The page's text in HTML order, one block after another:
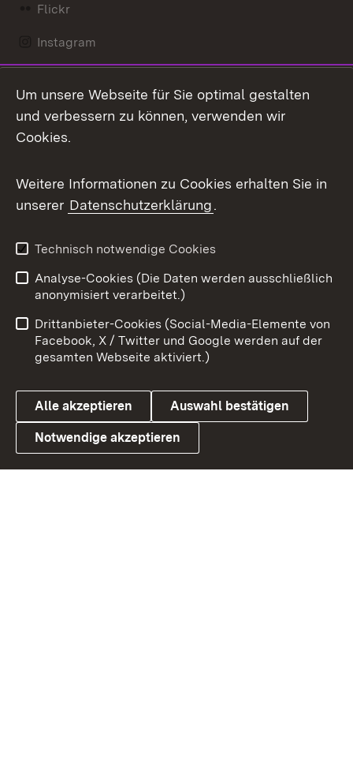
Flickr
Instagram
Mastodon
Messenger
Social Wall
X / Twitter
Youtube
Link zum Landesportal
Benutzungshinweise
Barrierefreiheit
Datenschutz
Cookies
Um unsere Webseite für Sie optimal gestalten
und verbessern zu können, verwenden wir
Cookies.
Weitere Informationen zu Cookies erhalten Sie in
unserer Datenschutzerklärung.
Technisch notwendige Cookies
Analyse-Cookies (Die Daten werden ausschließlich
anonymisiert verarbeitet.)
Drittanbieter-Cookies (Social-Media-Elemente von
Facebook, X / Twitter und Google werden auf der
gesamten Webseite aktiviert.)
Alle akzeptieren Auswahl bestätigen
Notwendige akzeptieren